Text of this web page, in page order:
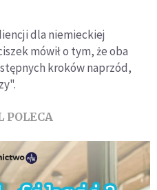
dla niemieckiej
mówił o tym, że oba
kroków naprzód,
POLECA